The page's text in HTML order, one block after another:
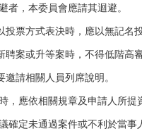
者，本委員會應請其迴避。
投票方式表決時，應以無記名
聘案或升等案時，不得低階高
請相關人員列席說明。
，應依相關規章及申請人所
確定未通過案件或不利於當